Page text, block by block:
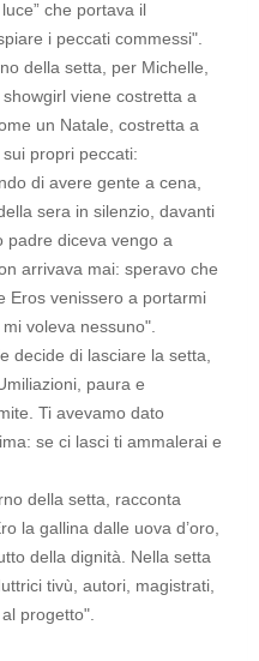
che portava il
i peccati commessi".
della setta, per Michelle,
viene costretta a
un Natale, costretta a
propri peccati:
di avere gente a cena,
sera in silenzio, davanti
padre diceva vengo a
arrivava mai: speravo che
Eros venissero a portarmi
voleva nessuno".
decide di lasciare la setta,
paura e
Ti avevamo dato
se ci lasci ti ammalerai e
della setta, racconta
la gallina dalle uova d’oro,
della dignità. Nella setta
tivù, autori, magistrati,
progetto".